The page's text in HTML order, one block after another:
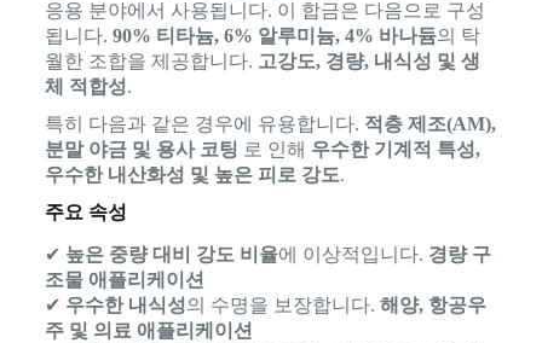
응용 분야에서 사용됩니다. 이 합금은 다음으로 구성
됩니다. 90% 티타늄, 6% 알루미늄, 4% 바나듐의 탁
월한 조합을 제공합니다. 고강도, 경량, 내식성 및 생
체 적합성.
특히 다음과 같은 경우에 유용합니다. 적층 제조(AM),
분말 야금 및 용사 코팅 로 인해 우수한 기계적 특성,
우수한 내산화성 및 높은 피로 강도.
주요 속성
✔ 높은 중량 대비 강도 비율에 이상적입니다. 경량 구
조물 애플리케이션
✔ 우수한 내식성의 수명을 보장합니다. 해양, 항공우
주 및 의료 애플리케이션